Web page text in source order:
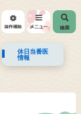
休日当番医
情報